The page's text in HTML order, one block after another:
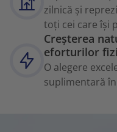
zilnică și
toți cei care își
Creșterea
eforturilor
O alegere
suplimentară